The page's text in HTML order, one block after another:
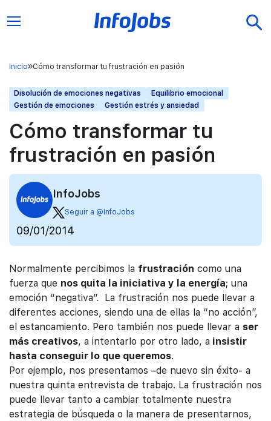
Inicio Cómo transformar tu frustración en pasión
Disolución de emociones negativas
Equilibrio emocional
Gestión de emociones
Gestión estrés y ansiedad
Cómo transformar tu
frustración en pasión
InfoJobs
Seguir a @InfoJobs
09/01/2014
Normalmente percibimos la frustración como una
fuerza que nos quita la iniciativa y la energía; una
emoción “negativa”. La frustración nos puede llevar a
diferentes acciones, siendo una de ellas la “no acción”,
el estancamiento. Pero también nos puede llevar a ser
más creativos, a intentarlo por otro lado, a insistir
hasta conseguir lo que queremos.
Por ejemplo, nos presentamos –de nuevo sin éxito- a
nuestra quinta entrevista de trabajo. La frustración nos
puede llevar tanto a cambiar totalmente nuestra
estrategia de búsqueda o la manera de presentarnos,